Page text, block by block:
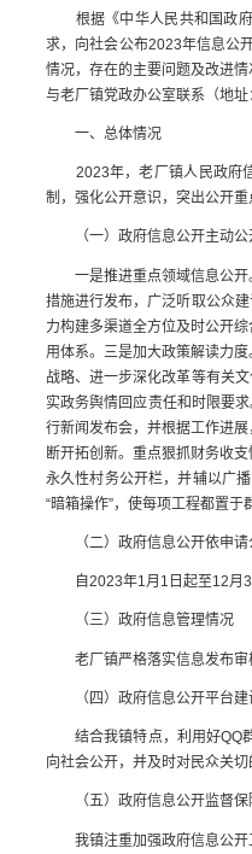
根据《中华人民共和国政府
求，向社会公布2023年信息公
情况，存在的主要问题及改进
与老厂镇党政办公室联系（地
一、总体情况
2023年，老厂镇人民政府信
制，强化公开意识，突出公开重
（一）政府信息公开主动公
一是推进重点领域信息公开
措施进行发布，广泛听取公众
力构建多渠道全方位及时公开
用体系。三是加大政策解读力
战略、进一步深化改革等有关
实政务舆情回应责任和时限要
行新闻发布会，并根据工作进
断开拓创新。重点狠抓财务收
永久性村务公开栏，并辅以广
“暗箱操作”，使每项工程都置于
（二）政府信息公开依申请
自2023年1月1日起至12月31
（三）政府信息管理情况
老厂镇严格落实信息发布审
（四）政府信息公开平台建
结合我镇特点，利用好QQ群
向社会公开，并及时对民众关切
（五）政府信息公开监督保
我镇注重加强政府信息公开工